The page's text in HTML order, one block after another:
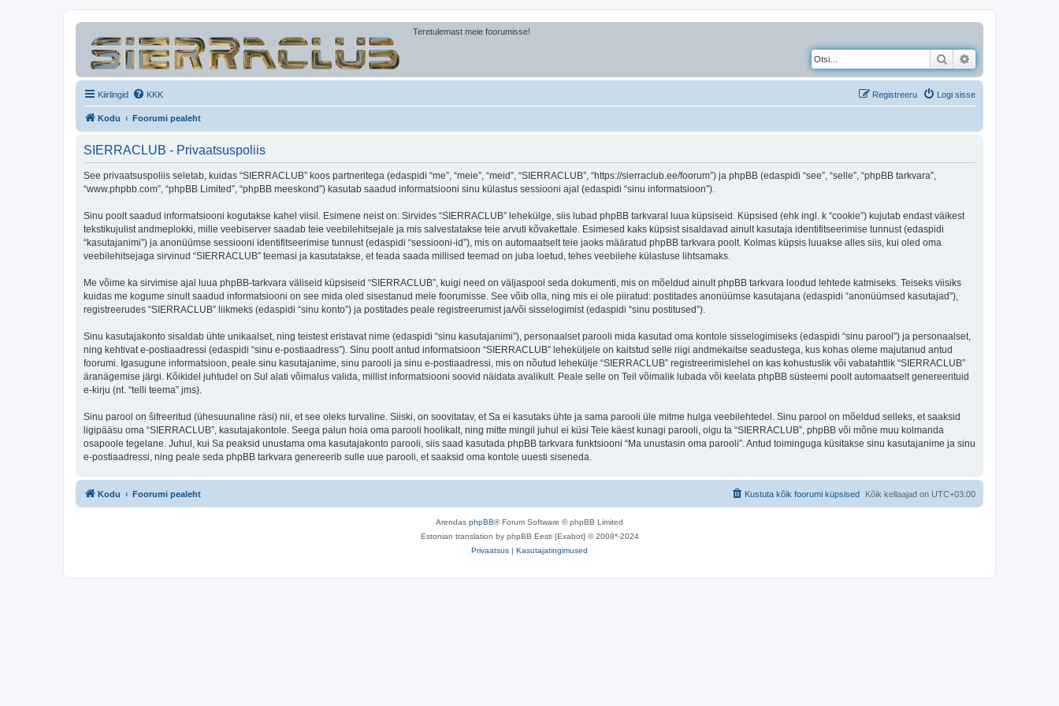
Teretulemast meie foorumisse!
Otsi
Kiirlingid KKK Logi sisse
Registreeru
Kodu Foorumi pealeht
SIERRACLUB - Privaatsuspoliis
See privaatsuspoliis seletab, kuidas “SIERRACLUB” koos partneritega (edaspidi “me”, “meie”, “meid”, “SIERRACLUB”, “https://sierraclub.ee/foorum”) ja phpBB (edaspidi “see”, “selle”, “phpBB tarkvara”,
“www.phpbb.com”, “phpBB Limited”, “phpBB meeskond”) kasutab saadud informatsiooni sinu külastus sessiooni ajal (edaspidi “sinu informatsioon”).
Sinu poolt saadud informatsiooni kogutakse kahel viisil. Esimene neist on: Sirvides “SIERRACLUB” lehekülge, siis lubad phpBB tarkvaral luua küpsiseid. Küpsised (ehk ingl. k “cookie”) kujutab endast väikest
tekstikujulist andmeplokki, mille veebiserver saadab teie veebilehitsejale ja mis salvestatakse teie arvuti kõvakettale. Esimesed kaks küpsist sisaldavad ainult kasutaja identifitseerimise tunnust (edaspidi
“kasutajanimi”) ja anonüümse sessiooni identifitseerimise tunnust (edaspidi “sessiooni-id”), mis on automaatselt teie jaoks määratud phpBB tarkvara poolt. Kolmas küpsis luuakse alles siis, kui oled oma
veebilehitsejaga sirvinud “SIERRACLUB” teemasi ja kasutatakse, et teada saada millised teemad on juba loetud, tehes veebilehe külastuse lihtsamaks.
Me võime ka sirvimise ajal luua phpBB-tarkvara väliseid küpsiseid “SIERRACLUB”, kuigi need on väljaspool seda dokumenti, mis on mõeldud ainult phpBB tarkvara loodud lehtede katmiseks. Teiseks viisiks
kuidas me kogume sinult saadud informatsiooni on see mida oled sisestanud meie foorumisse. See võib olla, ning mis ei ole piiratud: postitades anonüümse kasutajana (edaspidi “anonüümsed kasutajad”),
registreerudes “SIERRACLUB” liikmeks (edaspidi “sinu konto”) ja postitades peale registreerumist ja/või sisselogimist (edaspidi “sinu postitused”).
Sinu kasutajakonto sisaldab ühte unikaalset, ning teistest eristavat nime (edaspidi “sinu kasutajanimi”), personaalset parooli mida kasutad oma kontole sisselogimiseks (edaspidi “sinu parool”) ja personaalset,
ning kehtivat e-postiaadressi (edaspidi “sinu e-postiaadress”). Sinu poolt antud informatsioon “SIERRACLUB” leheküljele on kaitstud selle riigi andmekaitse seadustega, kus kohas oleme majutanud antud
foorumi. Igasugune informatsioon, peale sinu kasutajanime, sinu parooli ja sinu e-postiaadressi, mis on nõutud lehekülje “SIERRACLUB” registreerimislehel on kas kohustuslik või vabatahtlik “SIERRACLUB”
äranägemise järgi. Kõikidel juhtudel on Sul alati võimalus valida, millist informatsiooni soovid näidata avalikult. Peale selle on Teil võimalik lubada või keelata phpBB süsteemi poolt automaatselt genereerituid
e-kirju (nt. “telli teema” jms).
Sinu parool on šifreeritud (ühesuunaline räsi) nii, et see oleks turvaline. Siiski, on soovitatav, et Sa ei kasutaks ühte ja sama parooli üle mitme hulga veebilehtedel. Sinu parool on mõeldud selleks, et saaksid
ligipääsu oma “SIERRACLUB”, kasutajakontole. Seega palun hoia oma parooli hoolikalt, ning mitte mingil juhul ei küsi Teie käest kunagi parooli, olgu ta “SIERRACLUB”, phpBB või mõne muu kolmanda
osapoole tegelane. Juhul, kui Sa peaksid unustama oma kasutajakonto parooli, siis saad kasutada phpBB tarkvara funktsiooni “Ma unustasin oma parooli”. Antud toiminguga küsitakse sinu kasutajanime ja sinu
e-postiaadressi, ning peale seda phpBB tarkvara genereerib sulle uue parooli, et saaksid oma kontole uuesti siseneda.
Kodu Foorumi pealeht Kõik kellaajad on UTC+03:00
Kustuta kõik foorumi küpsised
Arendas phpBB® Forum Software © phpBB Limited
Estonian translation by phpBB Eesti [Exabot] © 2008*-2024
Privaatsus | Kasutajatingimused